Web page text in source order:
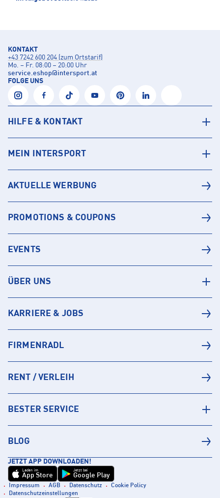
KONTAKT
+43 7242 600 204 (zum Ortstarif)
Mo. – Fr. 08:00 – 20:00 Uhr
service.eshop@intersport.at
FOLGE UNS
HILFE & KONTAKT
MEIN INTERSPORT
AKTUELLE WERBUNG
PROMOTIONS & COUPONS
EVENTS
ÜBER UNS
KARRIERE & JOBS
FIRMENRADL
RENT / VERLEIH
BESTER SERVICE
BLOG
JETZT APP DOWNLOADEN!
Laden im
App Store
Jetzt bei
Google Play
Impressum AGB Datenschutz
Cookie Policy
Datenschutzeinstellungen